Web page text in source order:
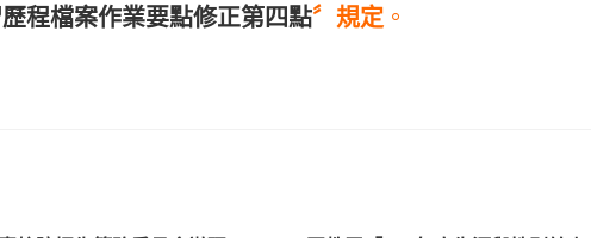
程檔案作業要點修正第四點〞規定。